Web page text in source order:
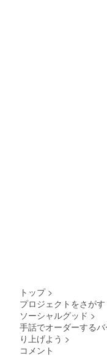
トップ >
プロジェクトをさがす
ソーシャルグッド >
手話でオーダーする
り上げよう >
コメント